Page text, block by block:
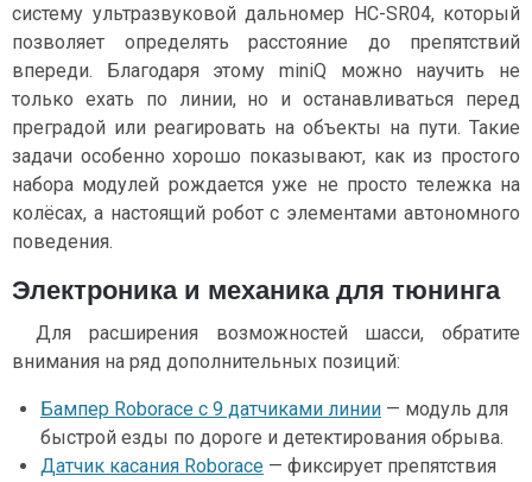
систему ультразвуковой дальномер HC-SR04, который
позволяет определять расстояние до препятствий
впереди. Благодаря этому miniQ можно научить не
только ехать по линии, но и останавливаться перед
преградой или реагировать на объекты на пути. Такие
задачи особенно хорошо показывают, как из простого
набора модулей рождается уже не просто тележка на
колёсах, а настоящий робот с элементами автономного
поведения.
Электроника и механика для тюнинга
Для расширения возможностей шасси, обратите
внимания на ряд дополнительных позиций:
Бампер Roborace с 9 датчиками линии — модуль для
быстрой езды по дороге и детектирования обрыва.
Датчик касания Roborace — фиксирует препятствия